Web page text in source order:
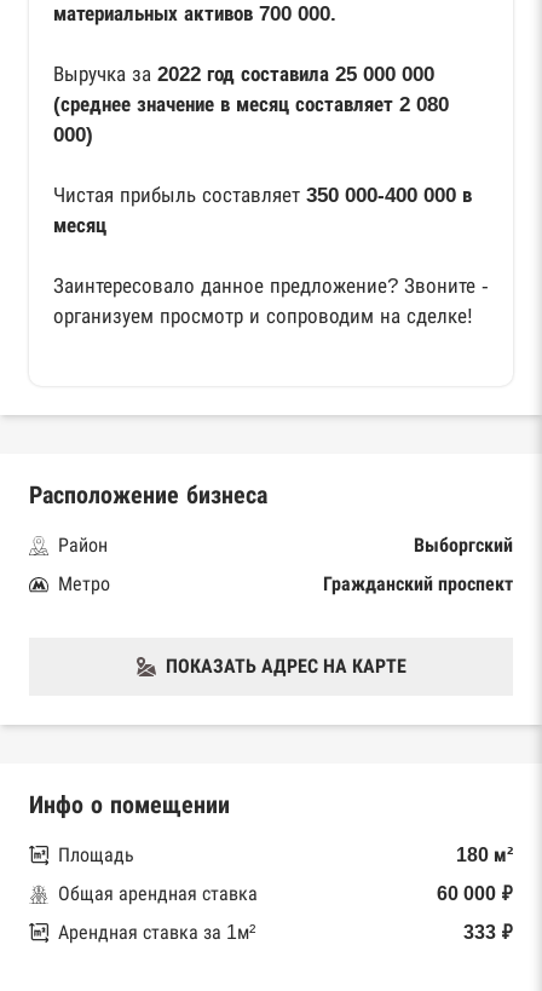
материальных активов 700 000.
Выручка за 2022 год составила 25 000 000
(среднее значение в месяц составляет 2 080
000)
Чистая прибыль составляет 350 000-400 000 в
месяц
Заинтересовало данное предложение? Звоните -
организуем просмотр и сопроводим на сделке!
Расположение бизнеса
Район
Выборгский
Метро
Гражданский проспект
ПОКАЗАТЬ АДРЕС НА КАРТЕ
Инфо о помещении
Площадь
180 м²
Общая арендная ставка
60 000 ₽
Арендная ставка за 1м²
333 ₽